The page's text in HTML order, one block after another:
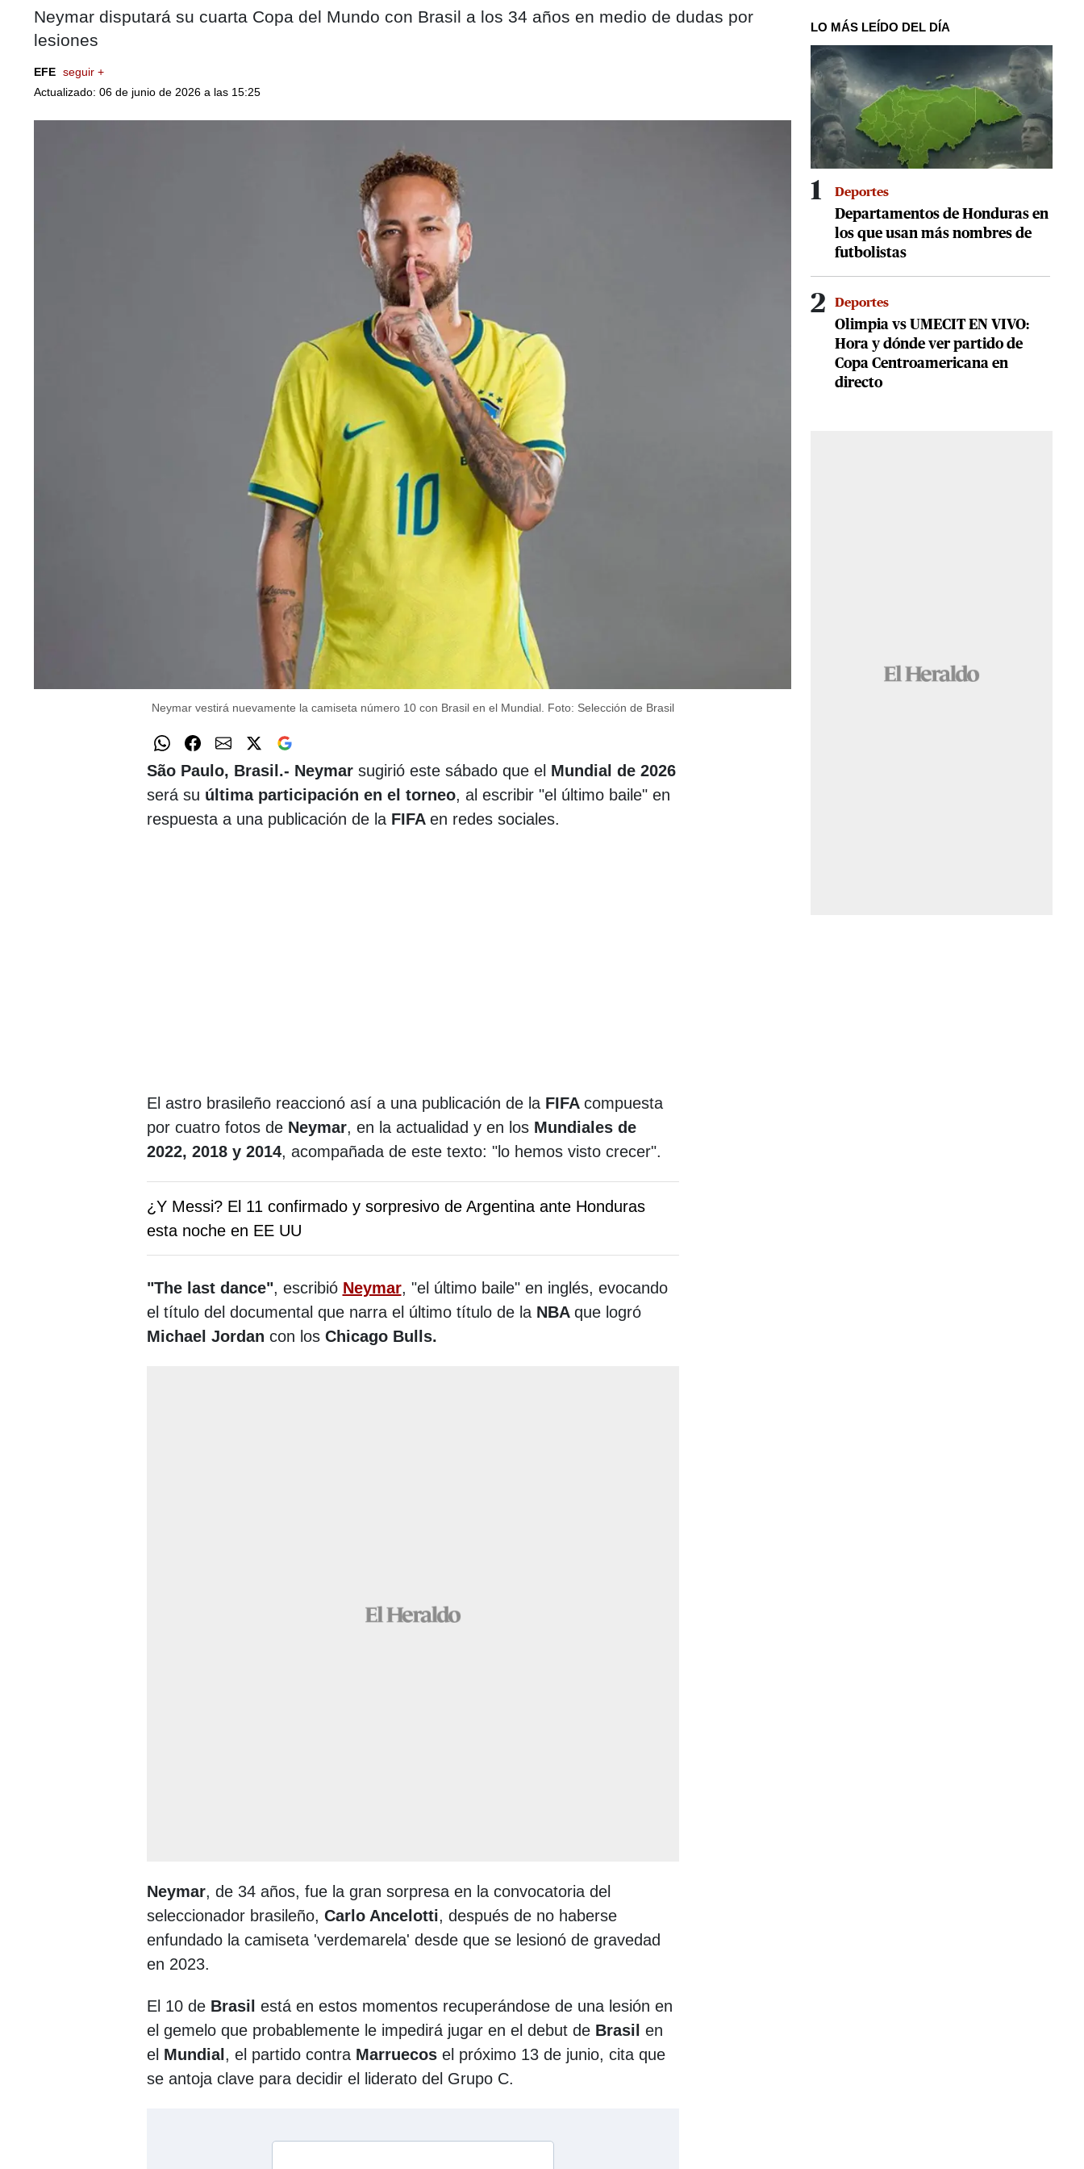
Neymar disputará su cuarta Copa del Mundo con Brasil a los 34 años en medio de dudas por
lesiones
EFE seguir +
Actualizado: 06 de junio de 2026 a las 15:25
Neymar vestirá nuevamente la camiseta número 10 con Brasil en el Mundial. Foto: Selección de Brasil
São Paulo, Brasil.- Neymar sugirió este sábado que el Mundial de 2026
será su última participación en el torneo, al escribir "el último baile" en
respuesta a una publicación de la FIFA en redes sociales.
El astro brasileño reaccionó así a una publicación de la FIFA compuesta
por cuatro fotos de Neymar, en la actualidad y en los Mundiales de
2022, 2018 y 2014, acompañada de este texto: "lo hemos visto crecer".
¿Y Messi? El 11 confirmado y sorpresivo de Argentina ante Honduras
esta noche en EE UU
"The last dance", escribió Neymar, "el último baile" en inglés, evocando
el título del documental que narra el último título de la NBA que logró
Michael Jordan con los Chicago Bulls.
Neymar, de 34 años, fue la gran sorpresa en la convocatoria del
seleccionador brasileño, Carlo Ancelotti, después de no haberse
enfundado la camiseta 'verdemarela' desde que se lesionó de gravedad
en 2023.
El 10 de Brasil está en estos momentos recuperándose de una lesión en
el gemelo que probablemente le impedirá jugar en el debut de Brasil en
el Mundial, el partido contra Marruecos el próximo 13 de junio, cita que
se antoja clave para decidir el liderato del Grupo C.
LO MÁS LEÍDO DEL DÍA
1 Deportes
Departamentos de Honduras en
los que usan más nombres de
futbolistas
2 Deportes
Olimpia vs UMECIT EN VIVO:
Hora y dónde ver partido de
Copa Centroamericana en
directo